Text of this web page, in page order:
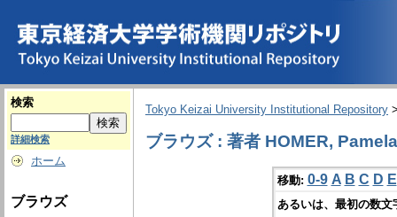
検索
詳細検索
ホーム
ブラウズ
Tokyo Keizai University Institutional Repository
ブラウズ : 著者 HOMER, Pamela
移動: 0-9 A B C D E
あるいは、最初の数